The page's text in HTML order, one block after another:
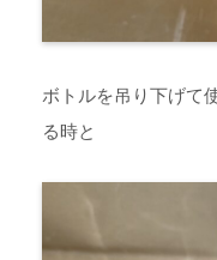
ボトルを吊り下げて
る時と